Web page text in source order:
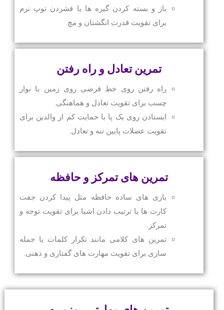
باز و بسته کردن گیره ها یا فشردن توپ نرم
برای تقویت قدرت انگشتان و مچ.
تمرین تعادل و راه رفتن
راه رفتن روی خط فرضی روی زمین یا نوار
چسب برای تقویت تعادل و هماهنگی.
ایستادن روی یک پا با حمایت کم از والدین برای
تقویت عضلات پایین تنه و تعادل.
تمرین های تمرکز و حافظه
بازی های ساده حافظه مثل پیدا کردن جفت
کارت ها یا ترتیب دادن اشیا برای تقویت توجه و
تمرکز.
تمرین های کلامی مانند تکرار کلمات یا جمله
سازی برای تقویت مهارت های گفتاری و ذهنی.